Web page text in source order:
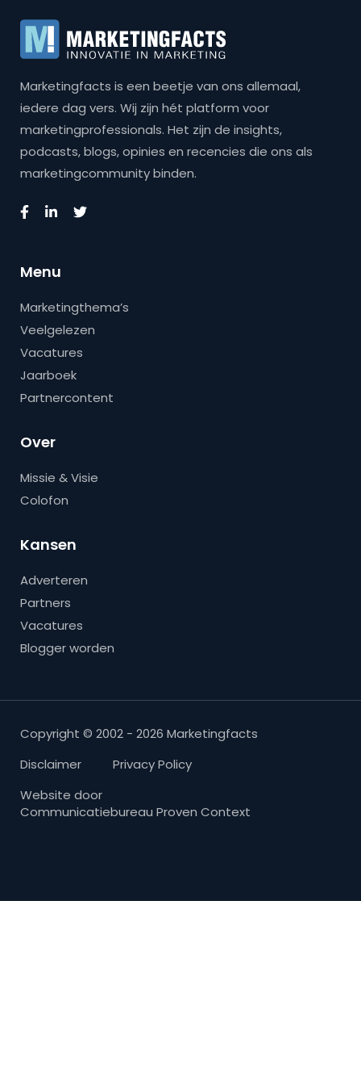
Marketingfacts is een beetje van ons allemaal,
iedere dag vers. Wij zijn hét platform voor
marketingprofessionals. Het zijn de insights,
podcasts, blogs, opinies en recencies die ons als
marketingcommunity binden.
Menu
Marketingthema’s
Veelgelezen
Vacatures
Jaarboek
Partnercontent
Over
Missie & Visie
Colofon
Kansen
Adverteren
Partners
Vacatures
Blogger worden
Copyright © 2002 - 2026 Marketingfacts
Disclaimer
Privacy Policy
Website door
Communicatiebureau Proven Context